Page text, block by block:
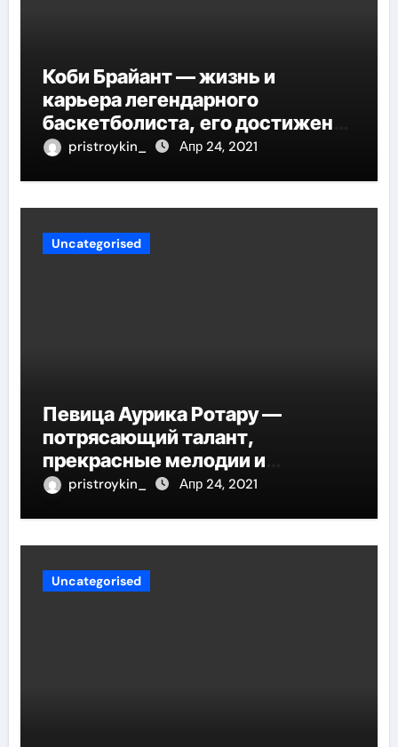
Коби Брайант — жизнь и
карьера легендарного
баскетболиста, его достижения
и наследие
pristroykin_ Апр 24, 2021
Uncategorised
Певица Аурика Ротару —
потрясающий талант,
прекрасные мелодии и
интересные моменты из её
pristroykin_ Апр 24, 2021
Uncategorised